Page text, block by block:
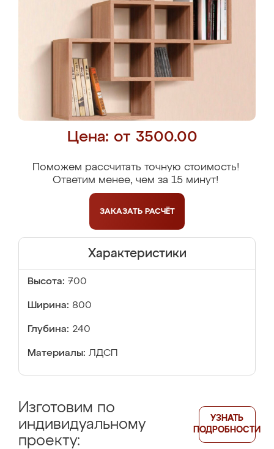
Цена: от 3500.00
Поможем рассчитать точную стоимость!
Ответим менее, чем за 15 минут!
ЗАКАЗАТЬ РАСЧЁТ
Характеристики
Высота: 700
Ширина: 800
Глубина: 240
Материалы: ЛДСП
Изготовим по
индивидуальному
проекту:
УЗНАТЬ
ПОДРОБНОСТИ